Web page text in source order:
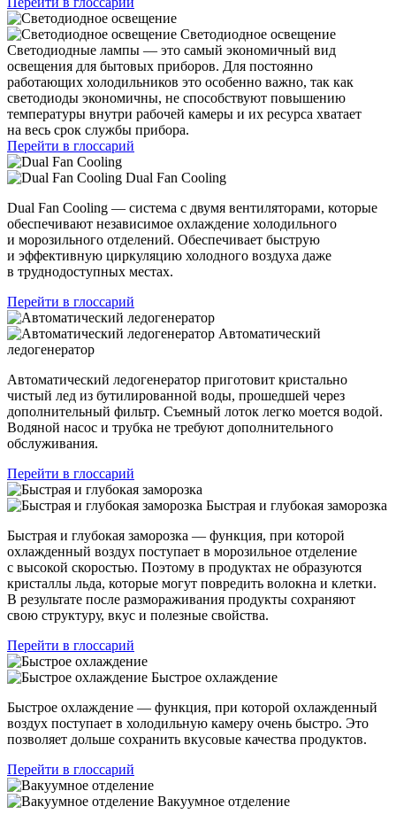
Светодиодное освещение
Светодиодные лампы — это самый экономичный вид
освещения для бытовых приборов. Для постоянно
работающих холодильников это особенно важно, так как
светодиоды экономичны, не способствуют повышению
температуры внутри рабочей камеры и их ресурса хватает
на весь срок службы прибора.
Перейти в глоссарий
Dual Fan Cooling
Dual Fan Cooling — система с двумя вентиляторами, которые
обеспечивают независимое охлаждение холодильного
и морозильного отделений. Обеспечивает быструю
и эффективную циркуляцию холодного воздуха даже
в труднодоступных местах.
Перейти в глоссарий
Автоматический
ледогенератор
Автоматический ледогенератор приготовит кристально
чистый лед из бутилированной воды, прошедшей через
дополнительный фильтр. Съемный лоток легко моется водой.
Водяной насос и трубка не требуют дополнительного
обслуживания.
Перейти в глоссарий
Быстрая и глубокая заморозка
Быстрая и глубокая заморозка — функция, при которой
охлажденный воздух поступает в морозильное отделение
с высокой скоростью. Поэтому в продуктах не образуются
кристаллы льда, которые могут повредить волокна и клетки.
В результате после размораживания продукты сохраняют
свою структуру, вкус и полезные свойства.
Перейти в глоссарий
Быстрое охлаждение
Быстрое охлаждение — функция, при которой охлажденный
воздух поступает в холодильную камеру очень быстро. Это
позволяет дольше сохранить вкусовые качества продуктов.
Перейти в глоссарий
Вакуумное отделение